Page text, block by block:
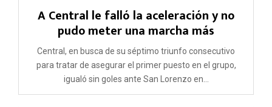
A Central le falló la aceleración y no
pudo meter una marcha más
Central, en busca de su séptimo triunfo consecutivo
para tratar de asegurar el primer puesto en el grupo,
igualó sin goles ante San Lorenzo en...